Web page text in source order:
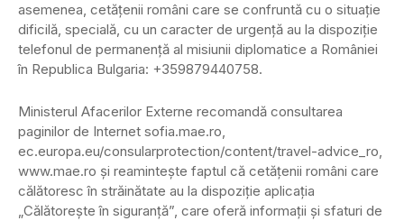
asemenea, cetăţenii români care se confruntă cu o situaţie
dificilă, specială, cu un caracter de urgenţă au la dispoziţie
telefonul de permanenţă al misiunii diplomatice a României
în Republica Bulgaria: +359879440758.
Ministerul Afacerilor Externe recomandă consultarea
paginilor de Internet sofia.mae.ro,
ec.europa.eu/consularprotection/content/travel-advice_ro,
www.mae.ro şi reaminteşte faptul că cetăţenii români care
călătoresc în străinătate au la dispoziţie aplicaţia
„Călătoreşte în siguranţă”, care oferă informaţii şi sfaturi de